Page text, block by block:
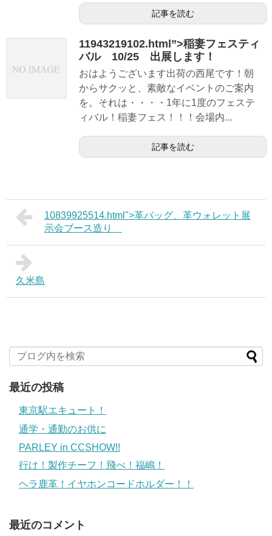
記事を読む
11943219102.html”>稲妻フェスティ
バル 10/25 出展します！
おはようございます出荷の西尾です！朝
からサクッと、素敵なイベントのご案内
を。それは・・・・1年に1度のフェステ
ィバル！稲妻フェス！！！会場内...
記事を読む
10839925514.html">革バッグ、革ウォレット展
示会ブース造り
久米島
最近の投稿
東京駅エキュート！
通学・通勤のお供に
PARLEY in CCSHOW!!
行け！製作チーフ！飛べ！福嶋！
ヘラ鹿革！イヤホンコードホルダー！！
最近のコメント